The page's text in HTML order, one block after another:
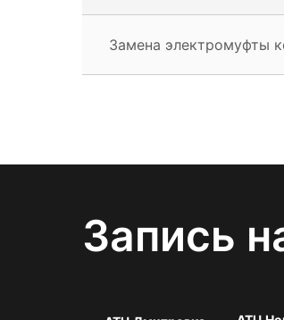
Замена электромуфты
Запись